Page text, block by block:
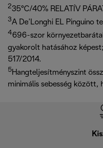
235°C/40% RELATÍV
3A De’Longhi EL Pinguino
4696-szor
gyakorolt hatásához
517/2014.
5Hangteljesítményszint
minimális sebesség között,